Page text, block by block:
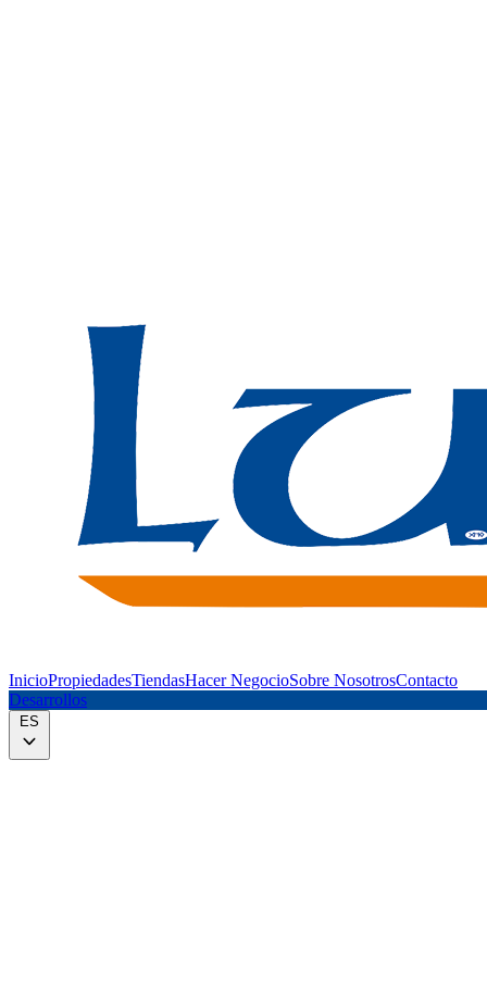
InicioPropiedadesTiendasHacer NegocioSobre NosotrosContacto
Desarrollos